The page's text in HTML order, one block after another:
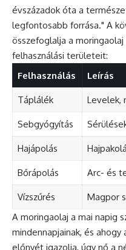
évszázadok óta a
legfontosabb forrása." A
összefoglalja a
felhasználási területeit:
Felhasználás
Leírás
Táplálék Levelek,
Sebgyógyítás
Hajápolás
Bőrápolás Arc- és
Vízszűrés
Magpor
A moringaolaj a mai napig
mindennapjainak, és
előnyét igazolja, úgy nő a